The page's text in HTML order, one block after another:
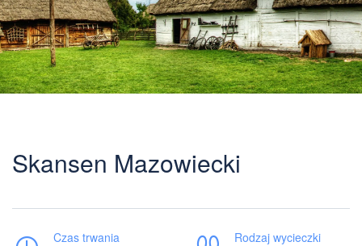
Skansen Mazowiecki
Czas trwania
Rodzaj wycieczki